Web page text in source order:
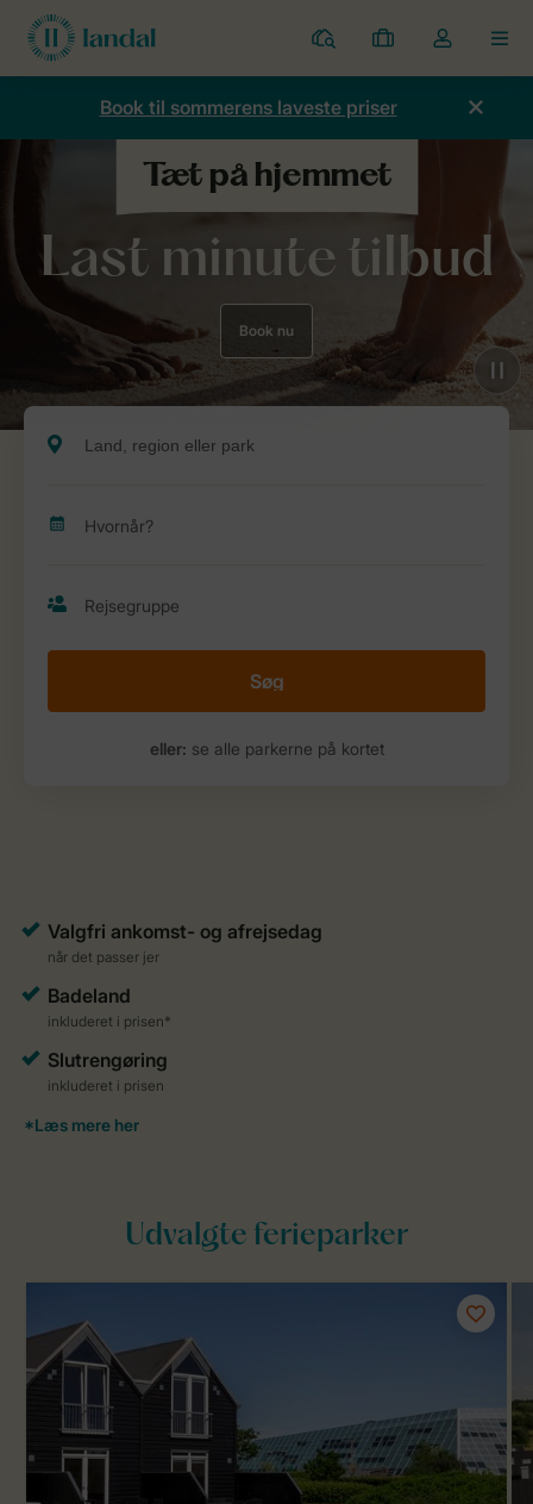
Parker
Mine
bookinger
Toggle
the
Book til sommerens laveste priser
Last minute tilbud
Book nu
Søg
eller: se alle parkerne på kortet